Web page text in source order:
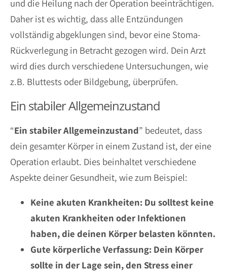
und die Heilung nach der Operation beeinträchtigen.
Daher ist es wichtig, dass alle Entzündungen
vollständig abgeklungen sind, bevor eine Stoma-
Rückverlegung in Betracht gezogen wird. Dein Arzt
wird dies durch verschiedene Untersuchungen, wie
z.B. Bluttests oder Bildgebung, überprüfen.
Ein stabiler Allgemeinzustand
“Ein stabiler Allgemeinzustand” bedeutet, dass
dein gesamter Körper in einem Zustand ist, der eine
Operation erlaubt. Dies beinhaltet verschiedene
Aspekte deiner Gesundheit, wie zum Beispiel:
Keine akuten Krankheiten: Du solltest keine
akuten Krankheiten oder Infektionen
haben, die deinen Körper belasten könnten.
Gute körperliche Verfassung: Dein Körper
sollte in der Lage sein, den Stress einer